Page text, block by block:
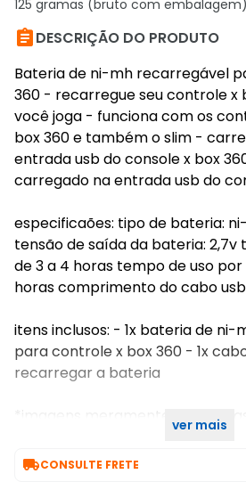
125 gramas (bruto com embalagem)
DESCRIÇÃO DO PRODUTO
Bateria de ni-mh recarregável
360 - recarregue seu controle x
você joga - funciona com os
box 360 e também o slim -
entrada usb do console x box
carregado na entrada usb do
especificaões: tipo de bateria:
tensão de saída da bateria:
de 3 a 4 horas tempo de uso
horas comprimento do cabo
itens inclusos: - 1x bateria de
para controle x box 360 - 1x
recarregar a bateria
*imagens meramente ilustrativas!
ver mais
CONSULTE FRETE